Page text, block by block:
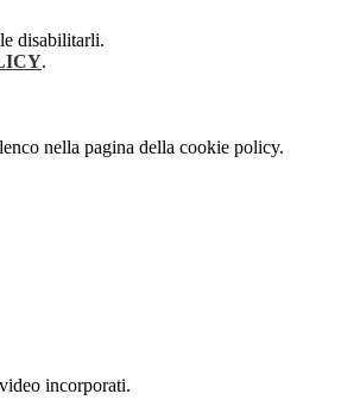
disabilitarli.
.
nella pagina della cookie policy.
incorporati.